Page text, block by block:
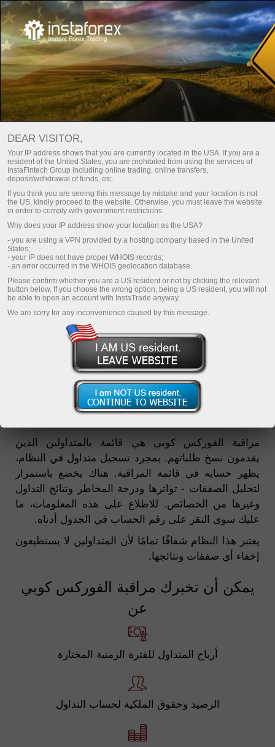
المستثمرون InstaCopy System المراقبة
INSTACOPY MONITORING FROM
INSTATRADE
قم بإيداع
الفوركس كوبي
أفضل 5 متداولين
المراقبة
الأسئلة المتكررة
نظام الفوركس كوبي في التفاصيل
التسجيل
مراقبة الفوركس كوبي
مراقبة الفوركس كوبي هي قائمة بالمتداولين الذين
يقدمون نسخ طلباتهم. بمجرد تسجيل متداول في النظام،
يظهر حسابه في قائمة المراقبة. هناك يخضع باستمرار
لتحليل الصفقات - تواترها ودرجة المخاطر ونتائج التداول
وغيرها من الخصائص. للاطلاع على هذه المعلومات، ما
عليك سوى النقر على رقم الحساب في الجدول أدناه.
يعتبر هذا النظام شفافًا تمامًا لأن المتداولين لا يستطيعون
إخفاء أي صفقات ونتائجها.
يمكن أن تخبرك مراقبة الفوركس كوبي
عن
أرباح المتداول للفترة الزمنية المختارة
الرصيد وحقوق الملكية لحساب التداول
DEAR VISITOR,
Your IP address shows that you are currently located in the USA. If you are a
resident of the United States, you are prohibited from using the services of
InstaFintech Group including online trading, online transfers,
deposit/withdrawal of funds, etc.
If you think you are seeing this message by mistake and your location is not
the US, kindly proceed to the website. Otherwise, you must leave the website
in order to comply with government restrictions.
Why does your IP address show your location as the USA?
- you are using a VPN provided by a hosting company based in the United
States;
- your IP does not have proper WHOIS records;
- an error occurred in the WHOIS geolocation database.
Please confirm whether you are a US resident or not by clicking the relevant
button below. If you choose the wrong option, being a US resident, you will not
be able to open an account with InstaTrade anyway.
We are sorry for any inconvenience caused by this message.